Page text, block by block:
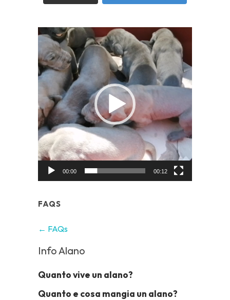
Video
Player
00:00 00:12
FAQS
← FAQs
Info Alano
Quanto vive un alano?
Quanto e cosa mangia un alano?